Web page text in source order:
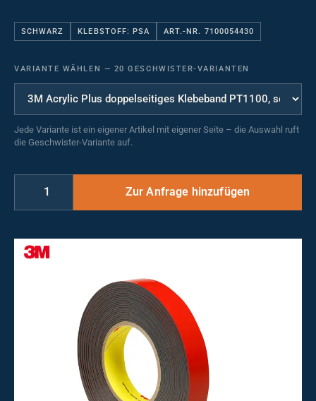
SCHWARZ KLEBSTOFF: PSA ART.-NR. 7100054430
VARIANTE WÄHLEN — 20 GESCHWISTER-VARIANTEN
Jede Variante ist ein eigener Artikel mit eigener Seite – die Auswahl ruft
die Geschwister-Variante auf.